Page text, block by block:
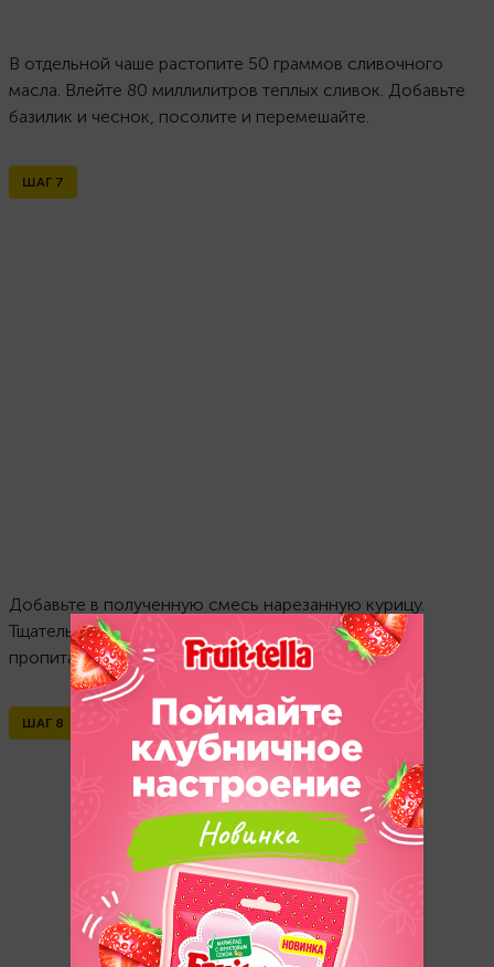
В отдельной чаше растопите 50 граммов сливочного
масла. Влейте 80 миллилитров теплых сливок. Добавьте
базилик и чеснок, посолите и перемешайте.
ШАГ 7
Добавьте в полученную смесь нарезанную курицу.
Тщательно перемешайте, чтобы курица хорошо
пропиталась.
ШАГ 8